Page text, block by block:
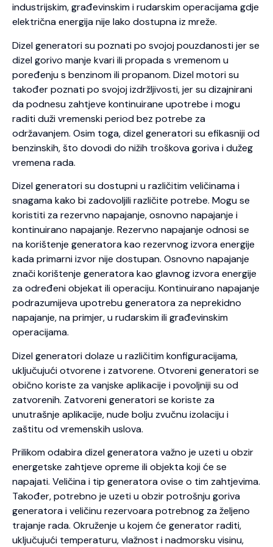
industrijskim, građevinskim i rudarskim operacijama gdje
električna energija nije lako dostupna iz mreže.
Dizel generatori su poznati po svojoj pouzdanosti jer se
dizel gorivo manje kvari ili propada s vremenom u
poređenju s benzinom ili propanom. Dizel motori su
također poznati po svojoj izdržljivosti, jer su dizajnirani
da podnesu zahtjeve kontinuirane upotrebe i mogu
raditi duži vremenski period bez potrebe za
održavanjem. Osim toga, dizel generatori su efikasniji od
benzinskih, što dovodi do nižih troškova goriva i dužeg
vremena rada.
Dizel generatori su dostupni u različitim veličinama i
snagama kako bi zadovoljili različite potrebe. Mogu se
koristiti za rezervno napajanje, osnovno napajanje i
kontinuirano napajanje. Rezervno napajanje odnosi se
na korištenje generatora kao rezervnog izvora energije
kada primarni izvor nije dostupan. Osnovno napajanje
znači korištenje generatora kao glavnog izvora energije
za određeni objekat ili operaciju. Kontinuirano napajanje
podrazumijeva upotrebu generatora za neprekidno
napajanje, na primjer, u rudarskim ili građevinskim
operacijama.
Dizel generatori dolaze u različitim konfiguracijama,
uključujući otvorene i zatvorene. Otvoreni generatori se
obično koriste za vanjske aplikacije i povoljniji su od
zatvorenih. Zatvoreni generatori se koriste za
unutrašnje aplikacije, nude bolju zvučnu izolaciju i
zaštitu od vremenskih uslova.
Prilikom odabira dizel generatora važno je uzeti u obzir
energetske zahtjeve opreme ili objekta koji će se
napajati. Veličina i tip generatora ovise o tim zahtjevima.
Također, potrebno je uzeti u obzir potrošnju goriva
generatora i veličinu rezervoara potrebnog za željeno
trajanje rada. Okruženje u kojem će generator raditi,
uključujući temperaturu, vlažnost i nadmorsku visinu,